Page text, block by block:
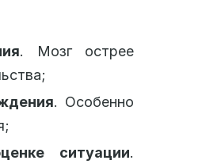
. Мозг острее
. Особенно
ситуации.